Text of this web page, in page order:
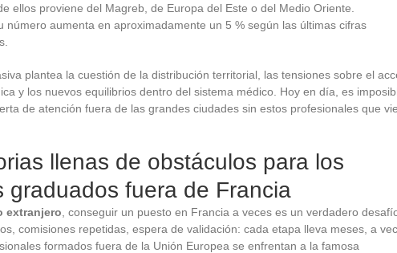
ellos proviene del Magreb, de Europa del Este o del Medio Oriente.
número aumenta en aproximadamente un 5 % según las últimas cifras
plantea la cuestión de la distribución territorial, las tensiones sobre el
y los nuevos equilibrios dentro del sistema médico. Hoy en día, es
de atención fuera de las grandes ciudades sin estos profesionales que
llenas de obstáculos para los
graduados fuera de Francia
extranjero , conseguir un puesto en Francia a veces es un verdadero
comisiones repetidas, espera de validación: cada etapa lleva meses, a
formados fuera de la Unión Europea se enfrentan a la famosa